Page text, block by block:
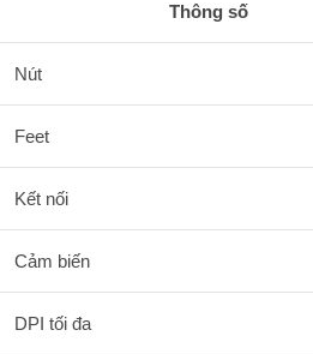
Thông số
Nút
Feet
Kết nối
Cảm biến
DPI tối đa